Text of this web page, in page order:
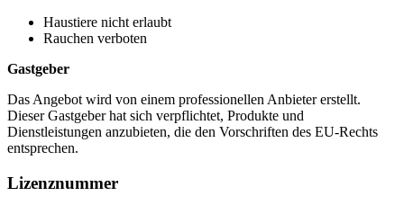
Haustiere nicht erlaubt
Rauchen verboten
Gastgeber
Das Angebot wird von einem professionellen Anbieter erstellt.
Dieser Gastgeber hat sich verpflichtet, Produkte und
Dienstleistungen anzubieten, die den Vorschriften des EU-Rechts
entsprechen.
Lizenznummer